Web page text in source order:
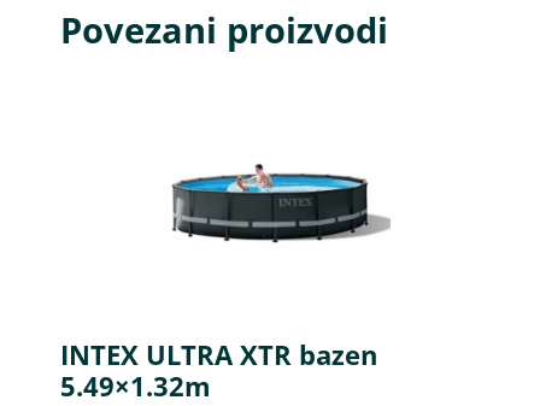
Povezani proizvodi
INTEX ULTRA XTR bazen
5.49×1.32m